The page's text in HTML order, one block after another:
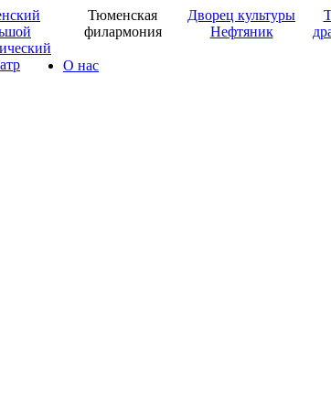
Тюменская
филармония
Дворец культуры
Нефтяник
О нас